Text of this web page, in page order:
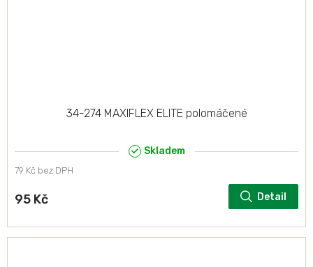
34-274 MAXIFLEX ELITE polomáčené
Skladem
79 Kč bez DPH
95 Kč Detail